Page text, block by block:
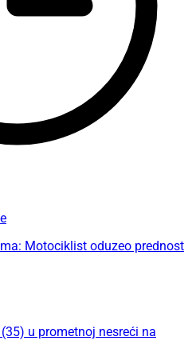
Motociklist oduzeo prednost
u prometnoj nesreći na